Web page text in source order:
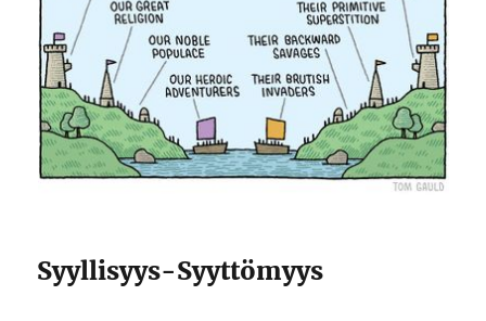
Syyllisyys-Syyttömyys